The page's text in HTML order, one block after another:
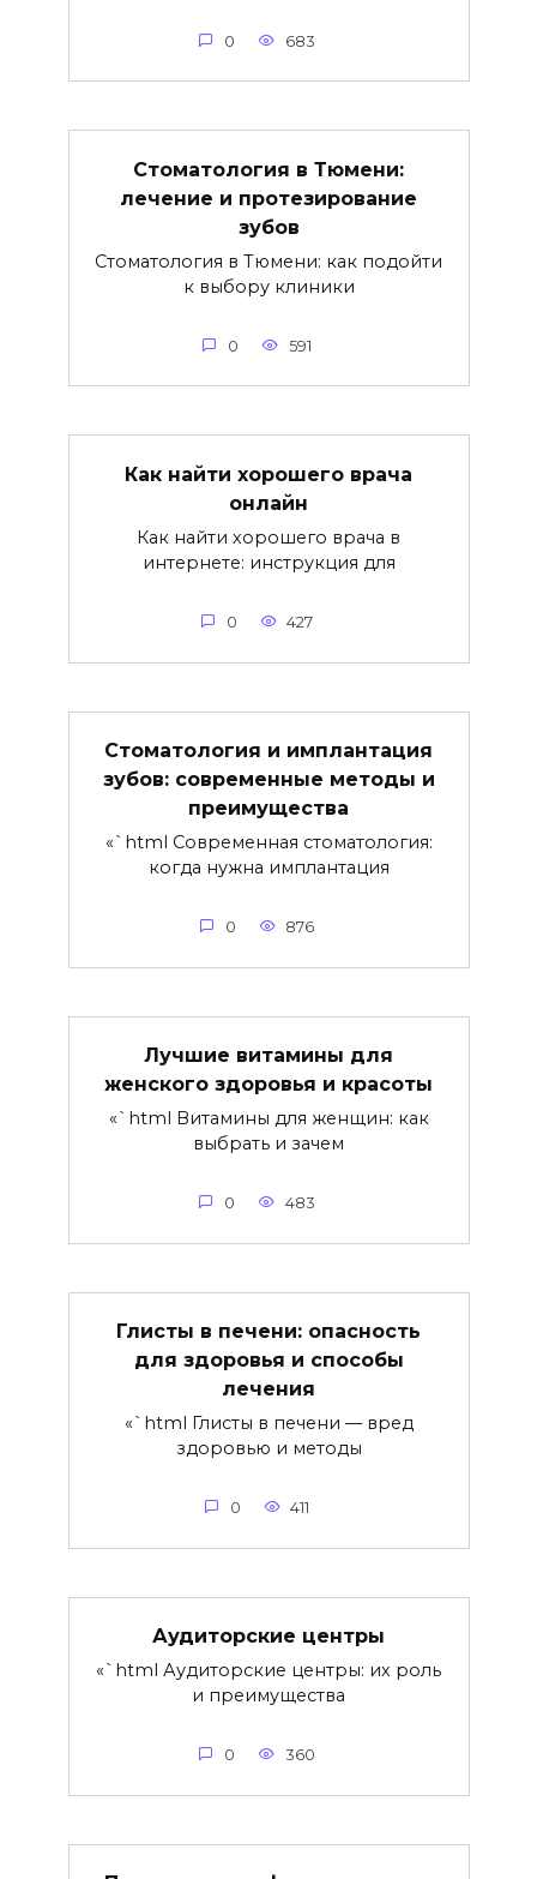
0 683
Стоматология в Тюмени:
лечение и протезирование
зубов
Стоматология в Тюмени: как подойти
к выбору клиники
0 591
Как найти хорошего врача
онлайн
Как найти хорошего врача в
интернете: инструкция для
0 427
Стоматология и имплантация
зубов: современные методы и
преимущества
«`html Современная стоматология:
когда нужна имплантация
0 876
Лучшие витамины для
женского здоровья и красоты
«`html Витамины для женщин: как
выбрать и зачем
0 483
Глисты в печени: опасность
для здоровья и способы
лечения
«`html Глисты в печени — вред
здоровью и методы
0 411
Аудиторские центры
«`html Аудиторские центры: их роль
и преимущества
0 360